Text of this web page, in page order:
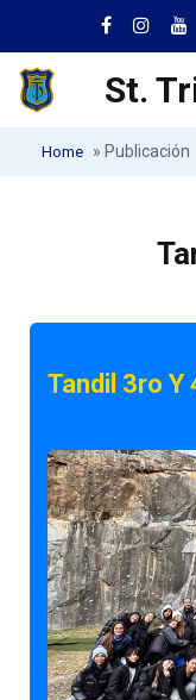
St.
Home » Publicación
Tandil 3ro Y